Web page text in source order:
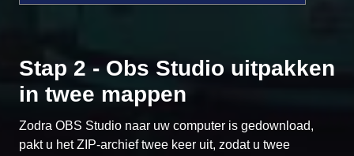
Stap 2 - Obs Studio uitpakken
in twee mappen
Zodra OBS Studio naar uw computer is gedownload,
pakt u het ZIP-archief twee keer uit, zodat u twee